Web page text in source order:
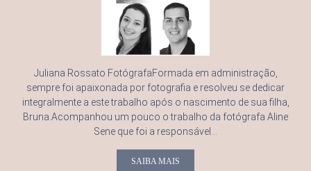
Juliana Rossato FotógrafaFormada em administração,
sempre foi apaixonada por fotografia e resolveu se dedicar
integralmente a este trabalho após o nascimento de sua filha,
Bruna.Acompanhou um pouco o trabalho da fotógrafa Aline
Sene que foi a responsável...
SAIBA MAIS